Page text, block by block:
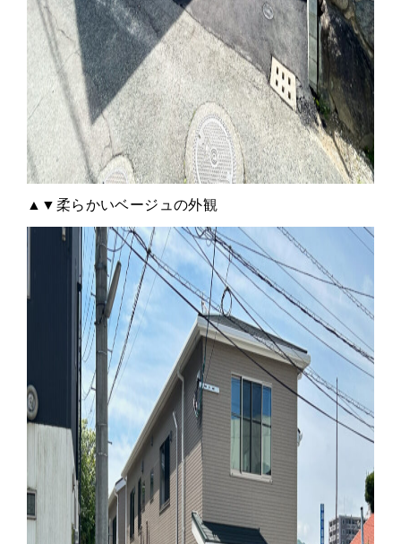
▲▼柔らかいベージュの外観